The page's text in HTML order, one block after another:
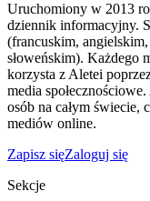
Uruchomiony w 2013
dziennik informacyjny.
(francuskim,
słoweńskim). Każdego
korzysta z Aletei
media
osób na całym
mediów online.
Zapisz sięZaloguj się
Sekcje